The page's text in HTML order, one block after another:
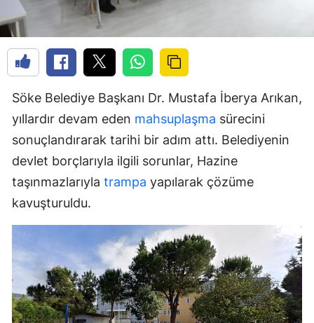
Söke Belediye Başkanı Dr. Mustafa İberya Arıkan,
yıllardır devam eden mahsuplaşma sürecini
sonuçlandırarak tarihi bir adım attı. Belediyenin
devlet borçlarıyla ilgili sorunlar, Hazine
taşınmazlarıyla trampa yapılarak çözüme
kavuşturuldu.